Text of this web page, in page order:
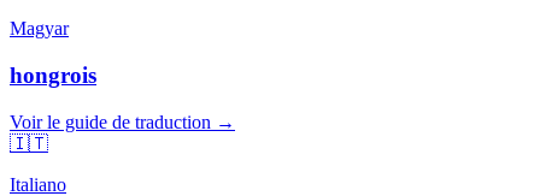
Magyar
hongrois
Voir le guide de traduction →
🇮🇹
Italiano